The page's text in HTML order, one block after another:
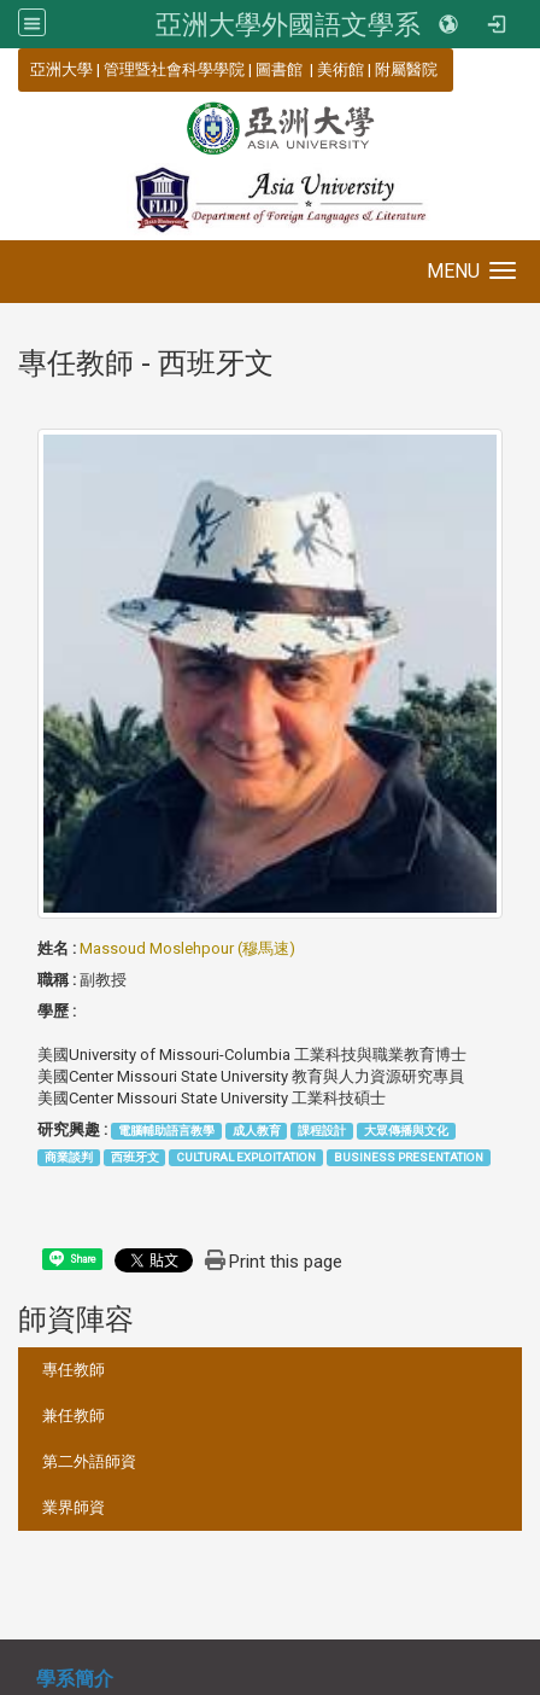
亞洲大學外國語文學系
亞洲大學 | 管理暨社會科學學院 | 圖書館 | 美術館 | 附屬醫院
MENU
專任教師 - 西班牙文
姓名 : Massoud Moslehpour (穆馬速)
職稱 : 副教授
學歷 :
美國University of Missouri-Columbia 工業科技與職業教育博士
美國Center Missouri State University 教育與人力資源研究專員
美國Center Missouri State University 工業科技碩士
研究興趣 :
電腦輔助語言教學 成人教育 課程設計
大眾傳播與文化
商業談判
西班牙文 CULTURAL EXPLOITATION BUSINESS PRESENTATION
Share Print this page
師資陣容
專任教師
兼任教師
第二外語師資
業界師資
學系簡介